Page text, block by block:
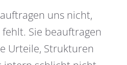
uns nicht,
Sie beauftragen
Urteile, Strukturen